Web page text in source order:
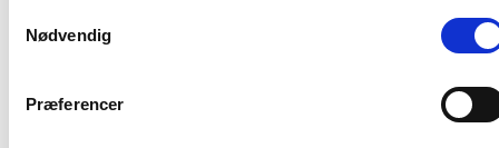
Nødvendig
Præferencer
kærlighed, parforhold, magt og meget andet.
forklarer, hvorfor andre mennesker, og nogle